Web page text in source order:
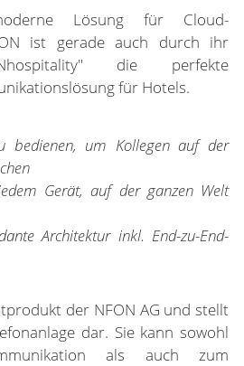
Lösung für Cloud-
ist gerade auch durch ihr
die perfekte
für Hotels.
bedienen, um Kollegen auf der
Gerät, auf der ganzen Welt
Architektur inkl. End-zu-End-
der NFON AG und stellt
dar. Sie kann sowohl
als auch zum